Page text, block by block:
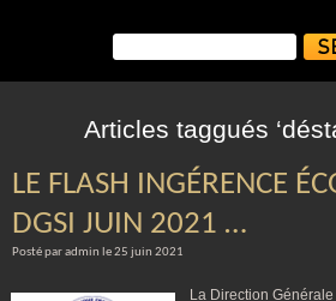
Articles taggués
LE FLASH INGÉRENCE
DGSI JUIN 2021 …
Posté par admin le 25 juin 2021
La Direction